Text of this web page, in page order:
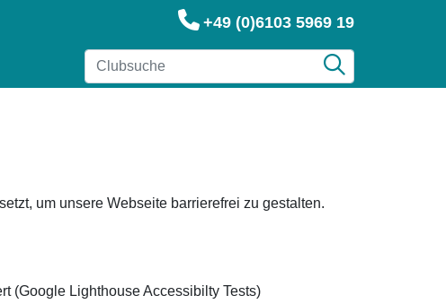
+49 (0)6103 5969 19
um unsere Webseite barrierefrei zu gestalten.
(Google Lighthouse Accessibilty Tests)